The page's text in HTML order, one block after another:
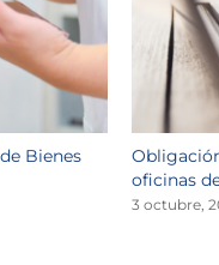
Bienes
oficinas
3 octubre,